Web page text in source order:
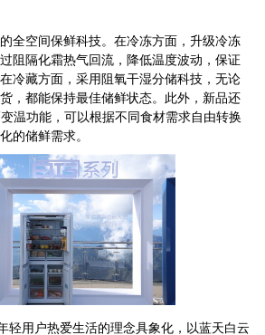
全空间保鲜科技。在冷冻方面，升级冷冻
阻隔化霜热气回流，降低温度波动，保证
冷藏方面，采用阻氧干湿分储科技，无论
，都能保持最佳储鲜状态。此外，新品还
功能，可以根据不同食材需求自由转换
的储鲜需求。
轻用户热爱生活的理念具象化，以蓝天白云